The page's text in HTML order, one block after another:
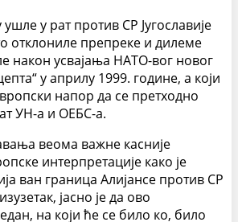
у рат против СР Југославије
отклониле препреке и дилеме
након усвајања НАТО-вог новог
у априлу 1999. године, а који
напор да се претходно
УН-а и ОЕБС-а.
веома важне касније
интерпретације како је
ван граница Алијансе против СР
јасно је да ово
на који ће се било ко, било